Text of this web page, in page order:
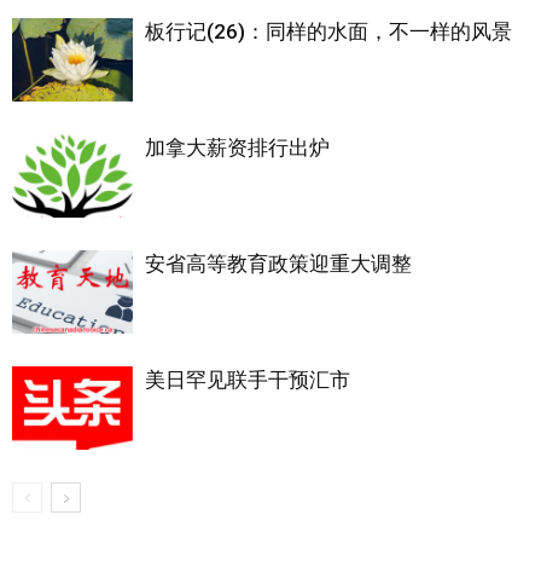
板行记(26)：同样的水面，不一样的风景
加拿大薪资排行出炉
安省高等教育政策迎重大调整
美日罕见联手干预汇市